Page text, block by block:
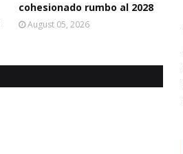
cohesionado rumbo al 2028
August 05, 2026